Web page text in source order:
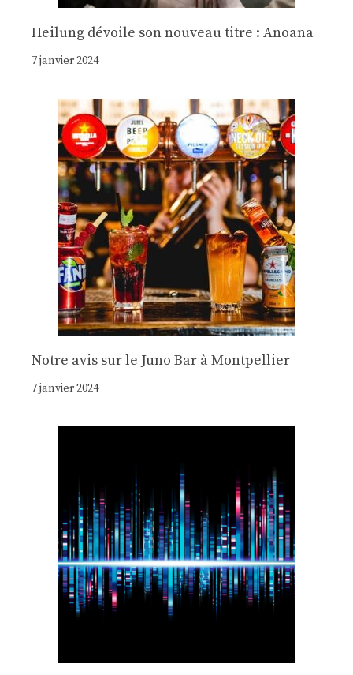
Heilung dévoile son nouveau titre : Anoana
7 janvier 2024
Notre avis sur le Juno Bar à Montpellier
7 janvier 2024